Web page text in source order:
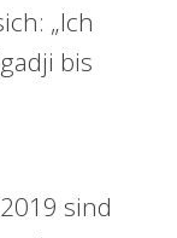
„Ich
bis
sind